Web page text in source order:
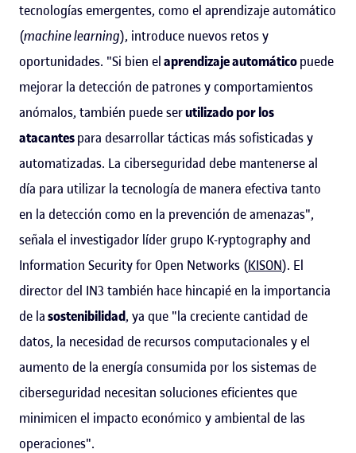
tecnologías emergentes, como el aprendizaje automático
(machine learning), introduce nuevos retos y
oportunidades. "Si bien elaprendizaje automáticopuede
mejorar la detección de patrones y comportamientos
anómalos, también puede serutilizado por los
atacantespara desarrollar tácticas más sofisticadas y
automatizadas. La ciberseguridad debe mantenerse al
día para utilizar la tecnología de manera efectiva tanto
en la detección como en la prevención de amenazas",
señala el investigador líder grupo K-ryptography and
Information Security for Open Networks (KISON). El
director del IN3 también hace hincapié en la importancia
de lasostenibilidad, ya que "la creciente cantidad de
datos, la necesidad de recursos computacionales y el
aumento de la energía consumida por los sistemas de
ciberseguridad necesitan soluciones eficientes que
minimicen el impacto económico y ambiental de las
operaciones".